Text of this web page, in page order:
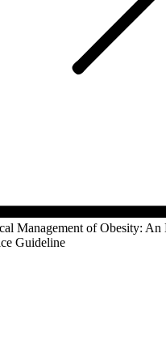
Management of Obesity: An
Guideline